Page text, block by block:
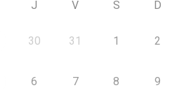
J V S D
30 31 1 2
6 7 8 9